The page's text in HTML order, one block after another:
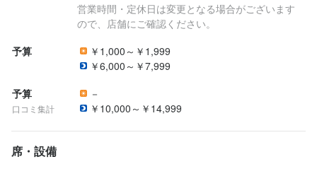
営業時間・定休日は変更となる場合がございます
ので、店舗にご確認ください。
予算
￥1,000～￥1,999
￥6,000～￥7,999
予算
口コミ集計
－
￥10,000～￥14,999
席・設備
コミュニケーション能力 飲食店での調理経験 飲食店での接客経験
・明るく接客のできる方
・飲食店でのホール経験のある方（必須ではございません）
・飲食店未経験の方も大歓迎！丁寧に教えます！
歓迎スキル・経験
コミュニケーション能力 飲食店での調理経験
明るく、元気に接客をしていただける方大歓迎！
092-753-5735
法人名・事業者名
株式会社confront
求める人物像
・コース料理の構成・盛り付けまで出来る方
求める人物像
・コース料理の構成・盛り付けまで出来る方
店名
焼肉 BAKUFU
福岡県福岡市中央区春吉3-12-26 JOJOビル　2F
店名
焼肉 BAKUFU
福岡県福岡市中央区春吉3-12-26 JOJOビル　2F
092-753-5735